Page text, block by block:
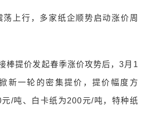
荡上行，多家纸企顺势启动涨价周
棒提价发起春季涨价攻势后，3月1
新一轮的密集提价，提价幅度方
/吨、白卡纸为200元/吨，特种纸